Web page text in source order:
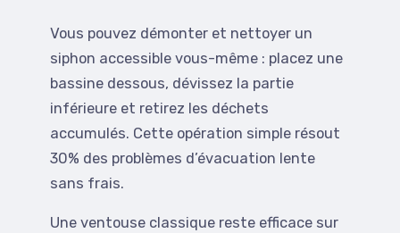
Vous pouvez démonter et nettoyer un
siphon accessible vous-même : placez une
bassine dessous, dévissez la partie
inférieure et retirez les déchets
accumulés. Cette opération simple résout
30% des problèmes d’évacuation lente
sans frais.
Une ventouse classique reste efficace sur